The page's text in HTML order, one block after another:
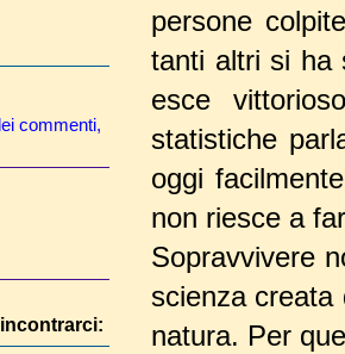
persone
tanti altri si ha
esce
statistiche
oggi
non riesce a
Sopravvivere
scienza creata
natura. Per
commenti,